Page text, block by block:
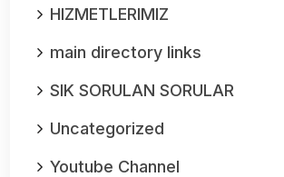
HIZMETLERIMIZ
main directory links
SIK SORULAN SORULAR
Uncategorized
Youtube Channel